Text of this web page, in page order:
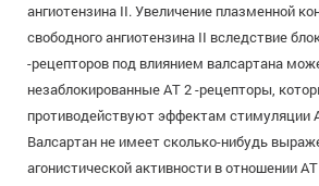
ангиотензина II. Увеличение плазменной
свободного ангиотензина II вследствие
-рецепторов под влиянием валсартана
незаблокированные АТ 2 -рецепторы,
противодействуют эффектам стимуляции
Валсартан не имеет сколько-нибудь
агонистической активности в отношении